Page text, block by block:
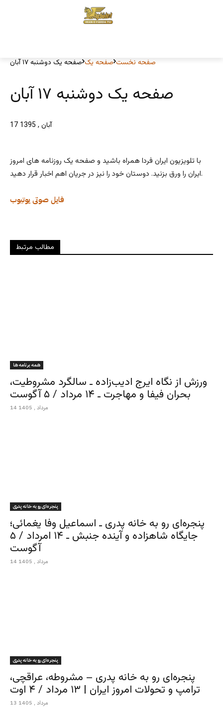
صفحه نخست صفحه یک صفحه یک دوشنبه ۱۷ آبان
صفحه یک دوشنبه ۱۷ آبان
17 آبان , 1395
با تلویزیون ایران فردا همراه باشید و صفحه یک روزنامه های امروز
ایران را ورق بزنید. دوستان خود را نیز در جریان اهم اخبار قرار دهید.
یوتیوب فایل صوتی
مطالب مرتبط
همه برنامه ها
ورزش از نگاه ایرج ادیب‌زاده ـ سالگرد مشروطیت،
بحران فیفا و مهاجرت ـ ۱۴ مرداد / ۵ آگوست
14 مرداد , 1405
پنجره‌ای رو به خانه پدری
پنجره‌ای رو به خانه پدری ـ اسماعیل وفا یغمائی؛
جایگاه شاهزاده و آینده جنبش ـ ۱۴ امرداد / ۵
آگوست
14 مرداد , 1405
پنجره‌ای رو به خانه پدری
پنجره‌ای رو به خانه پدری – مشروطه، عراقچی،
ترامپ و تحولات امروز ایران | ۱۳ مرداد / ۴ اوت
13 مرداد , 1405